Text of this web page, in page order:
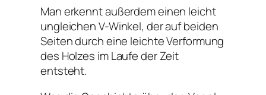
Man erkennt außerdem einen leicht
ungleichen V-Winkel, der auf beiden
Seiten durch eine leichte Verformung
des Holzes im Laufe der Zeit
entsteht.